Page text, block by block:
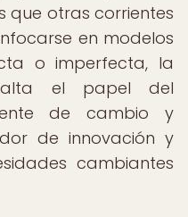
que otras corrientes
en modelos
o imperfecta, la
el papel del
de cambio y
de innovación y
cambiantes